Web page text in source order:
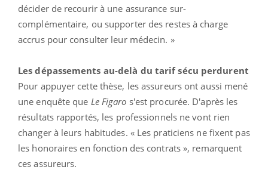
décider de recourir à une assurance sur-
complémentaire, ou supporter des restes à charge
accrus pour consulter leur médecin. »
Les dépassements au-delà du tarif sécu perdurent
Pour appuyer cette thèse, les assureurs ont aussi mené
une enquête que Le Figaro s'est procurée. D'après les
résultats rapportés, les professionnels ne vont rien
changer à leurs habitudes. « Les praticiens ne fixent pas
les honoraires en fonction des contrats », remarquent
ces assureurs.